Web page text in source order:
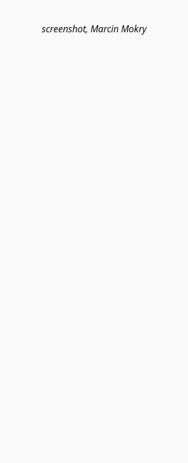
screenshot, Marcin Mokry